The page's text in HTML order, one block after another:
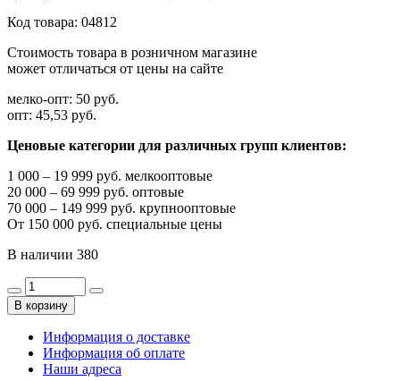
Код товара: 04812
Стоимость товара в розничном магазине
может отличаться от цены на сайте
мелко-опт: 50 руб.
опт: 45,53 руб.
Ценовые категории для различных групп клиентов:
1 000 – 19 999 руб. мелкооптовые
20 000 – 69 999 руб. оптовые
70 000 – 149 999 руб. крупнооптовые
От 150 000 руб. специальные цены
В наличии 380
В корзину
Информация о доставке
Информация об оплате
Наши адреса